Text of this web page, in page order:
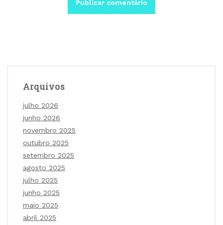
Arquivos
julho 2026
junho 2026
novembro 2025
outubro 2025
setembro 2025
agosto 2025
julho 2025
junho 2025
maio 2025
abril 2025